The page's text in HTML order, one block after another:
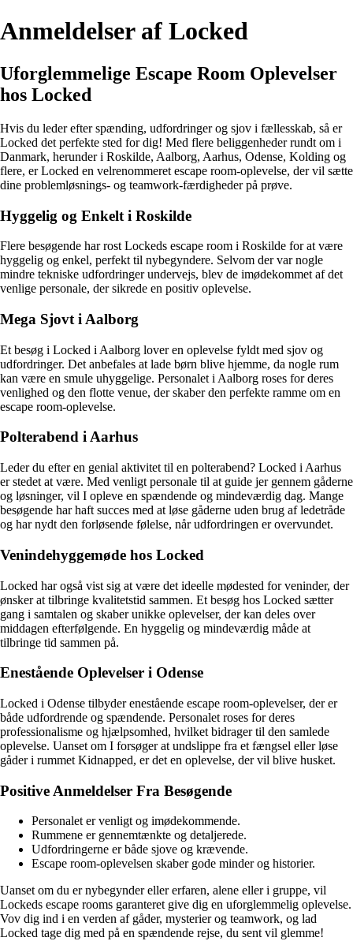
Anmeldelser af Locked
Uforglemmelige Escape Room Oplevelser
hos Locked
Hvis du leder efter spænding, udfordringer og sjov i fællesskab, så er
Locked det perfekte sted for dig! Med flere beliggenheder rundt om i
Danmark, herunder i Roskilde, Aalborg, Aarhus, Odense, Kolding og
flere, er Locked en velrenommeret escape room-oplevelse, der vil sætte
dine problemløsnings- og teamwork-færdigheder på prøve.
Hyggelig og Enkelt i Roskilde
Flere besøgende har rost Lockeds escape room i Roskilde for at være
hyggelig og enkel, perfekt til nybegyndere. Selvom der var nogle
mindre tekniske udfordringer undervejs, blev de imødekommet af det
venlige personale, der sikrede en positiv oplevelse.
Mega Sjovt i Aalborg
Et besøg i Locked i Aalborg lover en oplevelse fyldt med sjov og
udfordringer. Det anbefales at lade børn blive hjemme, da nogle rum
kan være en smule uhyggelige. Personalet i Aalborg roses for deres
venlighed og den flotte venue, der skaber den perfekte ramme om en
escape room-oplevelse.
Polterabend i Aarhus
Leder du efter en genial aktivitet til en polterabend? Locked i Aarhus
er stedet at være. Med venligt personale til at guide jer gennem gåderne
og løsninger, vil I opleve en spændende og mindeværdig dag. Mange
besøgende har haft succes med at løse gåderne uden brug af ledetråde
og har nydt den forløsende følelse, når udfordringen er overvundet.
Venindehyggemøde hos Locked
Locked har også vist sig at være det ideelle mødested for veninder, der
ønsker at tilbringe kvalitetstid sammen. Et besøg hos Locked sætter
gang i samtalen og skaber unikke oplevelser, der kan deles over
middagen efterfølgende. En hyggelig og mindeværdig måde at
tilbringe tid sammen på.
Enestående Oplevelser i Odense
Locked i Odense tilbyder enestående escape room-oplevelser, der er
både udfordrende og spændende. Personalet roses for deres
professionalisme og hjælpsomhed, hvilket bidrager til den samlede
oplevelse. Uanset om I forsøger at undslippe fra et fængsel eller løse
gåder i rummet Kidnapped, er det en oplevelse, der vil blive husket.
Positive Anmeldelser Fra Besøgende
Personalet er venligt og imødekommende.
Rummene er gennemtænkte og detaljerede.
Udfordringerne er både sjove og krævende.
Escape room-oplevelsen skaber gode minder og historier.
Uanset om du er nybegynder eller erfaren, alene eller i gruppe, vil
Lockeds escape rooms garanteret give dig en uforglemmelig oplevelse.
Vov dig ind i en verden af gåder, mysterier og teamwork, og lad
Locked tage dig med på en spændende rejse, du sent vil glemme!